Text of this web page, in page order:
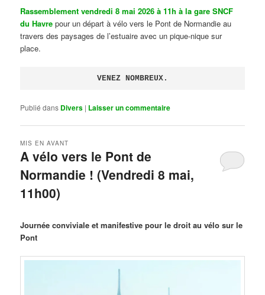
Rassemblement vendredi 8 mai 2026 à 11h à la gare SNCF
du Havre pour un départ à vélo vers le Pont de Normandie au
travers des paysages de l’estuaire avec un pique-nique sur
place.
VENEZ NOMBREUX.
Publié dans Divers | Laisser un commentaire
A vélo vers le Pont de
Normandie ! (Vendredi 8 mai,
11h00)
MIS EN AVANT
Journée conviviale et manifestive pour le droit au vélo sur le
Pont